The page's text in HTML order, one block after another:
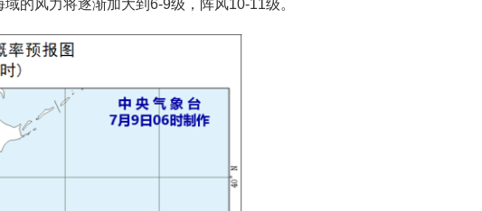
的风力将逐渐加大到6-9级，阵风10-11级。